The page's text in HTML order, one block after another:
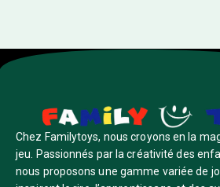
Chez Familytoys, nous croyons en la
jeu. Passionnés par la créativité des
nous proposons une gamme variée de